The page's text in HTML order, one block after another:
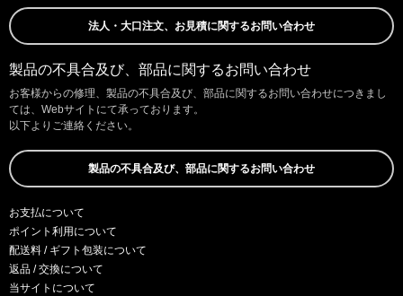
法人・大口注文、お見積に関するお問い合わせ
製品の不具合及び、部品に関するお問い合わせ
お客様からの修理、製品の不具合及び、部品に関するお問い合わせにつきまし
ては、Webサイトにて承っております。
以下よりご連絡ください。
製品の不具合及び、部品に関するお問い合わせ
お支払について
ポイント利用について
配送料 / ギフト包装について
返品 / 交換について
当サイトについて